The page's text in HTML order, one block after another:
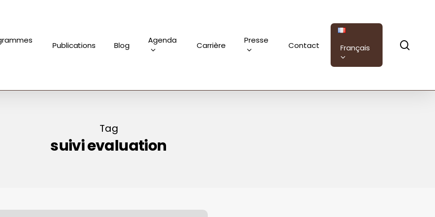
Publications Blog Agenda Carrière Presse Contact Français
Tag
suivi evaluation